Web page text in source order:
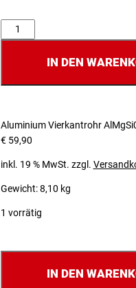
Anzahl
IN DEN
Aluminium Vierkantrohr
€59,90
inkl. 19 % MwSt. zzgl.
Gewicht: 8,10 kg
1 vorrätig
IN DEN